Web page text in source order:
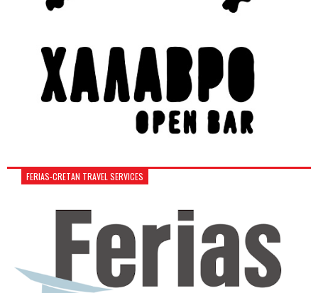
FERIAS-CRETAN TRAVEL SERVICES